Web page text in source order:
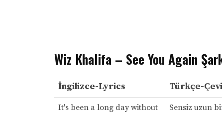
Wiz Khalifa – See You Again
İngilizce-Lyrics Türkçe-
It's been a long day without
Sensiz uzun